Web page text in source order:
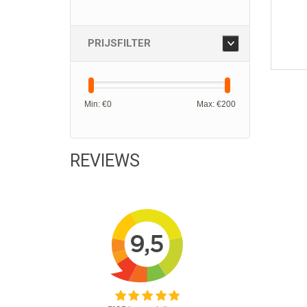
PRIJSFILTER
Min: €0 Max: €200
REVIEWS